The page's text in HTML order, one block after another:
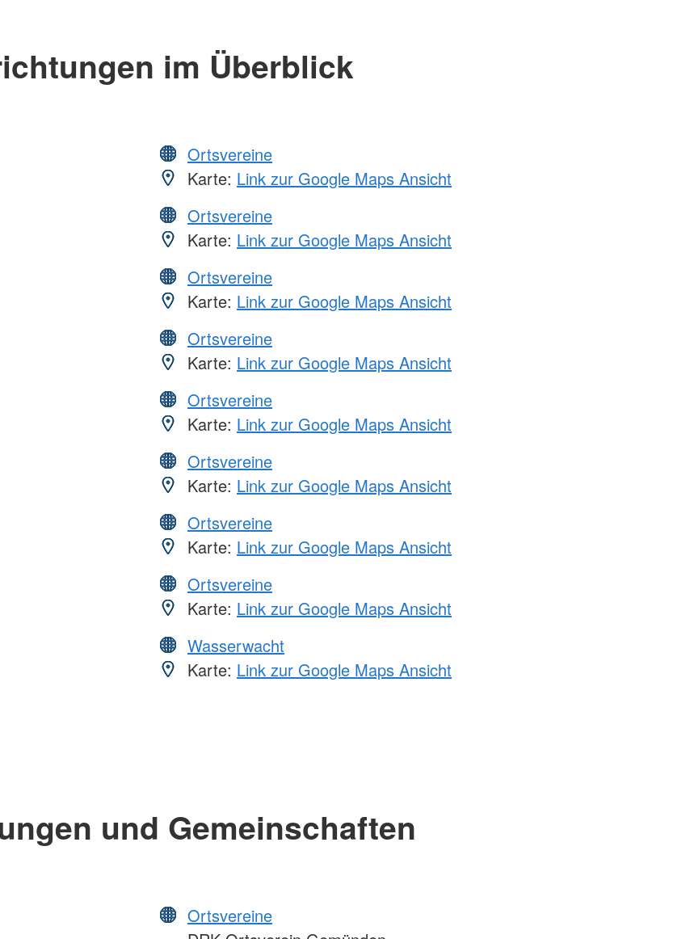
im Überblick
Ortsvereine
Karte: Link zur Google Maps Ansicht
Ortsvereine
Karte: Link zur Google Maps Ansicht
Ortsvereine
Karte: Link zur Google Maps Ansicht
Ortsvereine
Karte: Link zur Google Maps Ansicht
Ortsvereine
Karte: Link zur Google Maps Ansicht
Ortsvereine
Karte: Link zur Google Maps Ansicht
Ortsvereine
Karte: Link zur Google Maps Ansicht
Ortsvereine
Karte: Link zur Google Maps Ansicht
Wasserwacht
Karte: Link zur Google Maps Ansicht
und Gemeinschaften
Ortsvereine